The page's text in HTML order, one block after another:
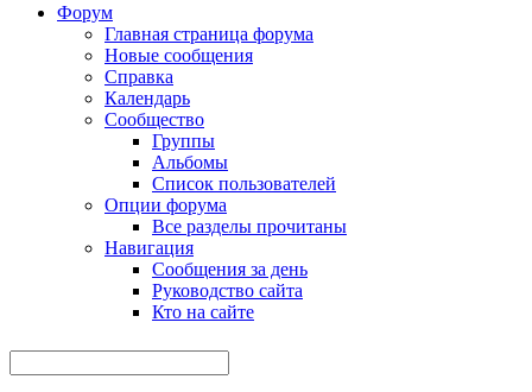
Форум
Главная страница форума
Новые сообщения
Справка
Календарь
Сообщество
Группы
Альбомы
Список пользователей
Опции форума
Все разделы прочитаны
Навигация
Сообщения за день
Руководство сайта
Кто на сайте